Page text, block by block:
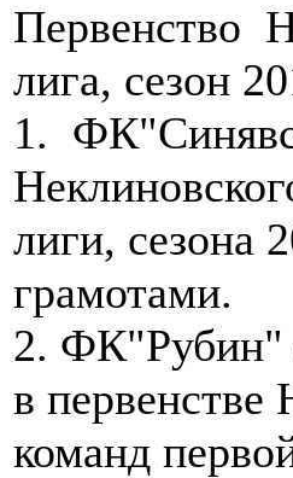
Первенство
лига, сезон
1.
лиги, сезона
грамотами.
2. ФК"Рубин"
в первенстве
команд